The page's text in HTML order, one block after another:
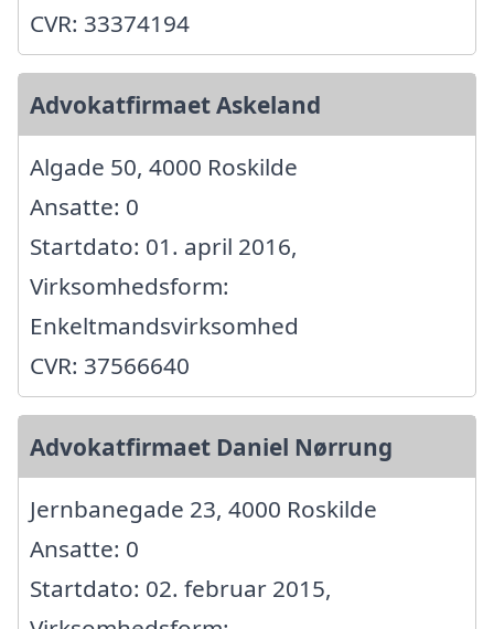
CVR: 33374194
Advokatfirmaet Askeland
Algade 50, 4000 Roskilde
Ansatte: 0
Startdato: 01. april 2016,
Virksomhedsform:
Enkeltmandsvirksomhed
CVR: 37566640
Advokatfirmaet Daniel Nørrung
Jernbanegade 23, 4000 Roskilde
Ansatte: 0
Startdato: 02. februar 2015,